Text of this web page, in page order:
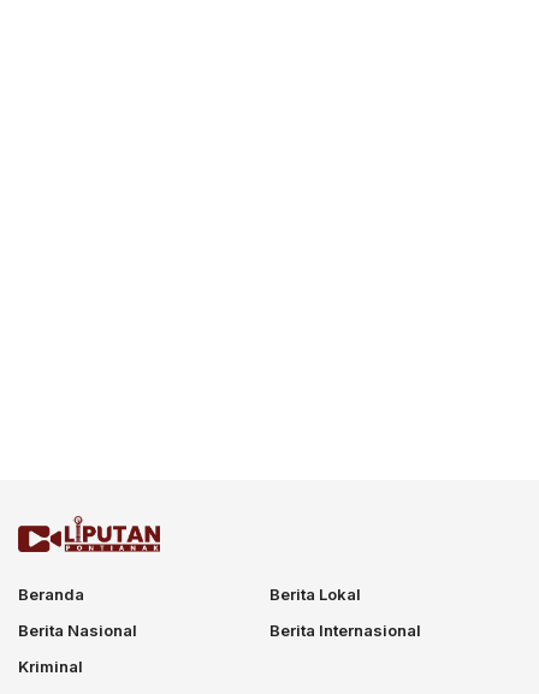
Beranda
Berita Lokal
Berita Nasional
Berita Internasional
Kriminal